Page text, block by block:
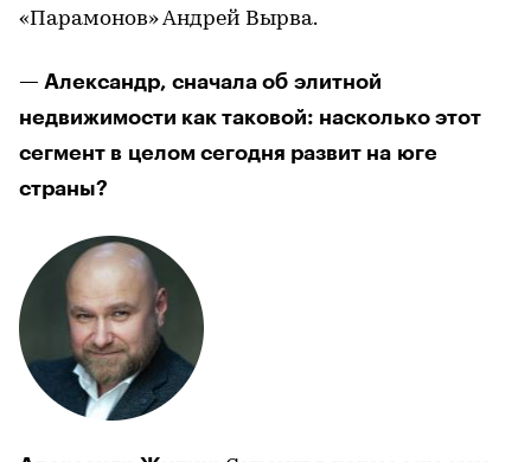
«Парамонов» Андрей Вырва.
— Александр, сначала об элитной
недвижимости как таковой: насколько этот
сегмент в целом сегодня развит на юге
страны?